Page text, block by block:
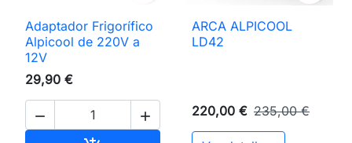
Adaptador Frigorífico
Alpicool de 220V a
12V
29,90 €
 
ARCA ALPICOOL
LD42
220,00 € 235,00 €